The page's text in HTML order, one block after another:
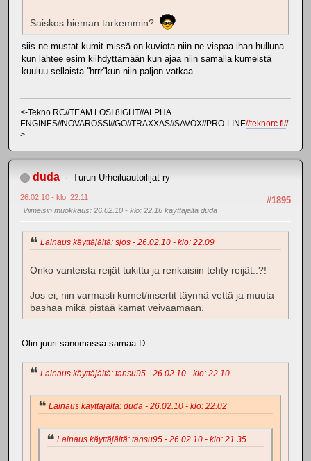
Saiskos hieman tarkemmin?
siis ne mustat kumit missä on kuviota niin ne vispaa ihan hulluna
kun lähtee esim kiihdyttämään kun ajaa niin samalla kumeistä
kuuluu sellaista ''hrrr''kun niin paljon vatkaa...
<-Tekno RC//TEAM LOSI 8IGHT//ALPHA
ENGINES//NOVAROSSI//GO//TRAXXAS//SAVÖX//PRO-LINE//teknorc.fi//-
>
duda Turun Urheiluautoilijat ry
#1895
26.02.10 - klo: 22.11
Viimeisin muokkaus: 26.02.10 - klo: 22.16 käyttäjältä duda
Lainaus käyttäjältä: sjos - 26.02.10 - klo: 22.09
Onko vanteista reijät tukittu ja renkaisiin tehty reijät..?!
Jos ei, nin varmasti kumet/insertit täynnä vettä ja muuta
bashaa mikä pistää kamat veivaamaan.
Olin juuri sanomassa samaa:D
Lainaus käyttäjältä: tansu95 - 26.02.10 - klo: 22.10
Lainaus käyttäjältä: duda - 26.02.10 - klo: 22.02
Lainaus käyttäjältä: tansu95 - 26.02.10 - klo: 21.35